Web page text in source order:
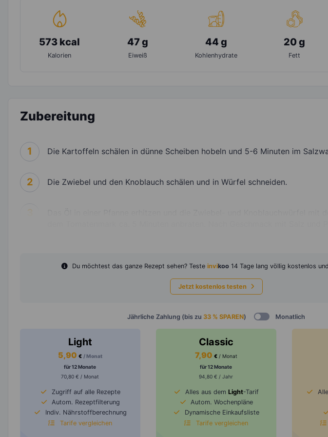
573 kcal
Kalorien
47 g
Eiweiß
44 g
Kohlenhydrate
20 g
Fett
Zubereitung
1 Die Kartoffeln schälen in dünne Scheiben hobeln und 5-6 Minuten im
2 Die Zwiebel und den Knoblauch schälen und in Würfel schneiden.
Du möchtest das ganze Rezept sehen? Teste invikoo 14 Tage lang völlig kostenlos
Jetzt kostenlos testen
Jährliche Zahlung (bis zu 33 % SPAREN) Monatlich
Light
5,90 € / Monat
für 12 Monate
70,80 € / Monat
Zugriff auf alle Rezepte
Autom. Rezeptfilterung
Indiv. Nährstoffberechnung
Tarife vergleichen
Classic
7,90 € / Monat
für 12 Monate
94,80 € / Jahr
Alles aus dem Light-Tarif
Autom. Wochenpläne
Dynamische Einkaufsliste
Tarife vergleichen